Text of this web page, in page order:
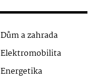
Dům a zahrada
Elektromobilita
Energetika